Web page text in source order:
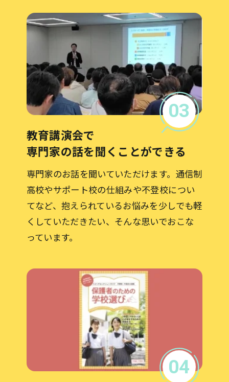
03
教育講演会で
専門家の話を聞くことができる
専門家のお話を聞いていただけます。通信制
高校やサポート校の仕組みや不登校につい
てなど、抱えられているお悩みを少しでも軽
くしていただきたい、そんな思いでおこな
っています。
04